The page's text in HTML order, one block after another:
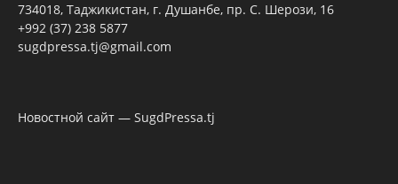
734018, Таджикистан, г. Душанбе, пр. С. Шерози, 16
+992 (37) 238 5877
sugdpressa.tj@gmail.com
Новостной сайт — SugdPressa.tj